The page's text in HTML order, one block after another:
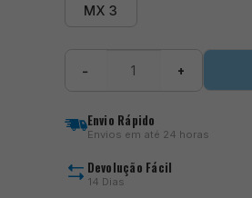
MX 3
3
− +
Envio Rápido
Envios em até 24 horas
Devolução Fácil
14 Dias